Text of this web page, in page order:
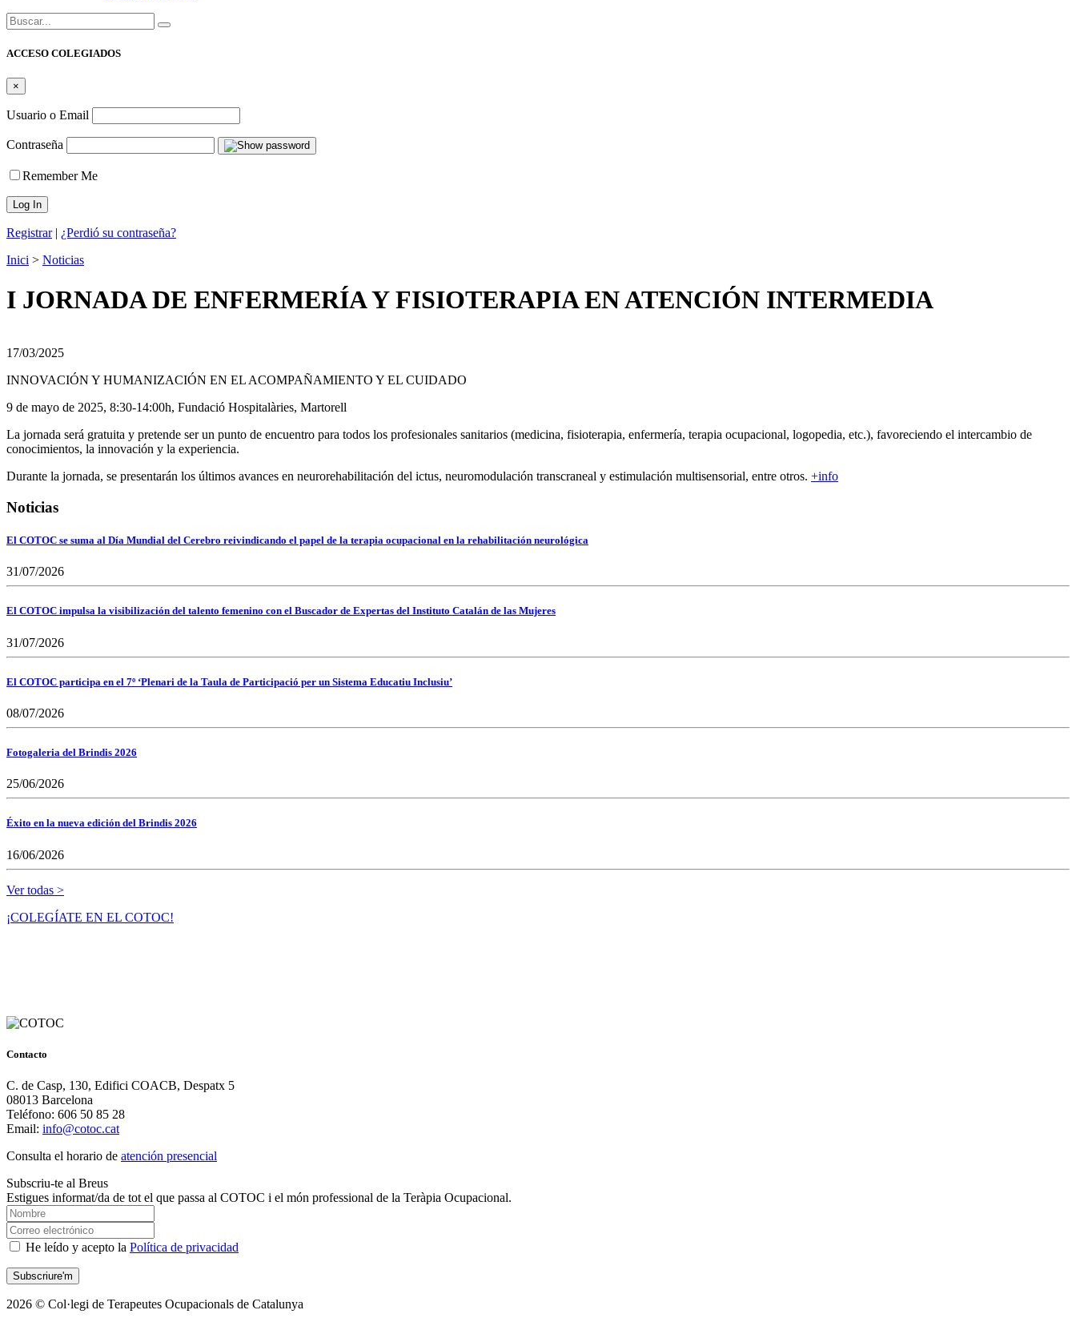
Buscar:
ACCESO COLEGIADOS
×
Usuario o Email
Contraseña
Remember Me
Registrar| ¿Perdió su contraseña?
Inici > Noticias
I JORNADA DE ENFERMERÍA Y FISIOTERAPIA EN ATENCIÓN INTERMEDIA
17/03/2025
INNOVACIÓN Y HUMANIZACIÓN EN EL ACOMPAÑAMIENTO Y EL CUIDADO
9 de mayo de 2025, 8:30-14:00h, Fundació Hospitalàries, Martorell
La jornada será gratuita y pretende ser un punto de encuentro para todos los profesionales sanitarios (medicina, fisioterapia, enfermería, terapia ocupacional, logopedia, etc.), favoreciendo el intercambio de
conocimientos, la innovación y la experiencia.
Durante la jornada, se presentarán los últimos avances en neurorehabilitación del ictus, neuromodulación transcraneal y estimulación multisensorial, entre otros. +info
Noticias
El COTOC se suma al Día Mundial del Cerebro reivindicando el papel de la terapia ocupacional en la rehabilitación neurológica
31/07/2026
El COTOC impulsa la visibilización del talento femenino con el Buscador de Expertas del Instituto Catalán de las Mujeres
31/07/2026
El COTOC participa en el 7º ‘Plenari de la Taula de Participació per un Sistema Educatiu Inclusiu’
08/07/2026
Fotogaleria del Brindis 2026
25/06/2026
Éxito en la nueva edición del Brindis 2026
16/06/2026
Ver todas >
¡COLEGÍATE EN EL COTOC!
Contacto
C. de Casp, 130, Edifici COACB, Despatx 5
08013 Barcelona
Teléfono: 606 50 85 28
Email: info@cotoc.cat
Consulta el horario de atención presencial
Subscriu-te al Breus
Estigues informat/da de tot el que passa al COTOC i el món professional de la Teràpia Ocupacional.
He leído y acepto la Política de privacidad
2026 © Col·legi de Terapeutes Ocupacionals de Catalunya